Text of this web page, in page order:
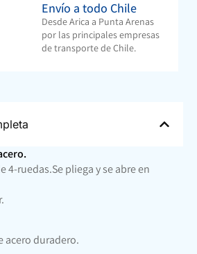
Envío a todo Chile
Desde Arica a Punta Arenas
por las principales empresas
de transporte de Chile.
4-ruedas.Se pliega y se abre en
acero duradero.